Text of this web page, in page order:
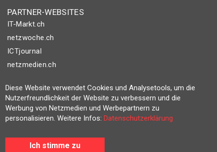
PARTNER-WEBSITES
IT-Markt.ch
netzwoche.ch
ICTjournal
netzmedien.ch
© NETZMEDIEN AG 2026
Impressum
AGB
Datenschutzerklärung
Diese Website verwendet Cookies und Analysetools, um die
Nutzerfreundlichkeit der Website zu verbessern und die
Werbung von Netzmedien und Werbepartnern zu
personalisieren. Weitere Infos:Datenschutzerklärung
Ich stimme zu